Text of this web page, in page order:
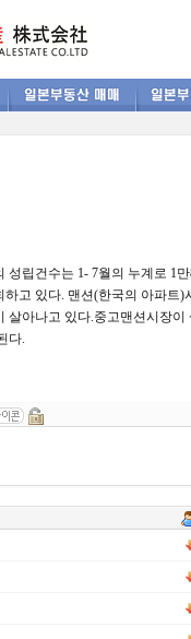
립건수는 1- 7월의 누계로 1
고 있다. 맨션(한국의 아파트
살아나고 있다.중고맨션시장이
다.